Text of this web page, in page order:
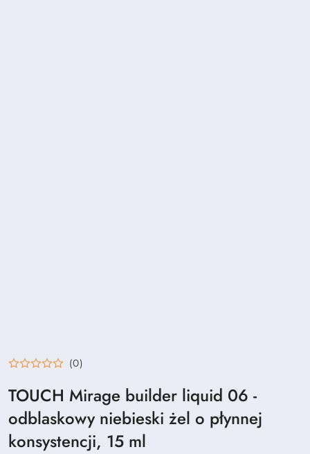
(0)
TOUCH Mirage builder liquid 06 -
odblaskowy niebieski żel o płynnej
konsystencji, 15 ml